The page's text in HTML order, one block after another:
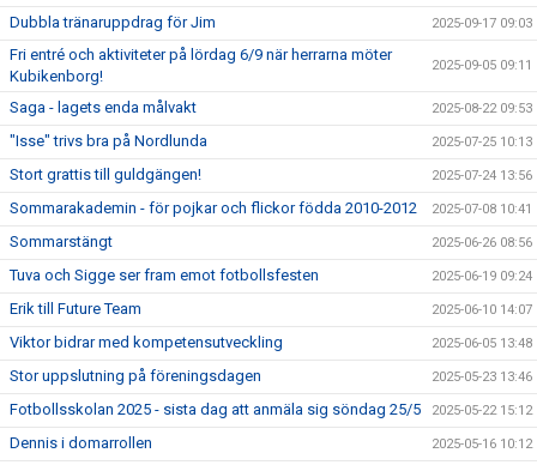
Dubbla tränaruppdrag för Jim 2025-09-17 09:03
Fri entré och aktiviteter på lördag 6/9 när herrarna möter
Kubikenborg!
2025-09-05 09:11
Saga - lagets enda målvakt 2025-08-22 09:53
"Isse" trivs bra på Nordlunda 2025-07-25 10:13
Stort grattis till guldgängen! 2025-07-24 13:56
Sommarakademin - för pojkar och flickor födda 2010-2012 2025-07-08 10:41
Sommarstängt 2025-06-26 08:56
Tuva och Sigge ser fram emot fotbollsfesten 2025-06-19 09:24
Erik till Future Team 2025-06-10 14:07
Viktor bidrar med kompetensutveckling 2025-06-05 13:48
Stor uppslutning på föreningsdagen 2025-05-23 13:46
Fotbollsskolan 2025 - sista dag att anmäla sig söndag 25/5 2025-05-22 15:12
Dennis i domarrollen 2025-05-16 10:12